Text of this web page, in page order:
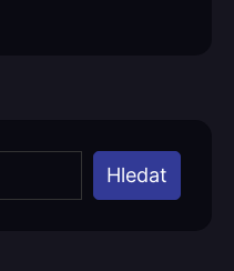
Hledat